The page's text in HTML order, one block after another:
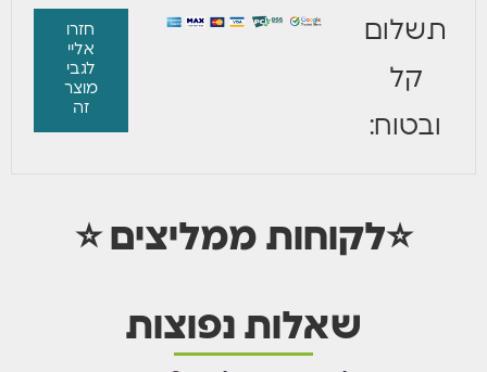
תשלום
קל
ובטוח:
חזרו
אליי
לגבי
מוצר
זה
⭐לקוחות ממליצים ⭐
שאלות נפוצות